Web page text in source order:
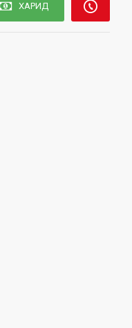
ХАРИД